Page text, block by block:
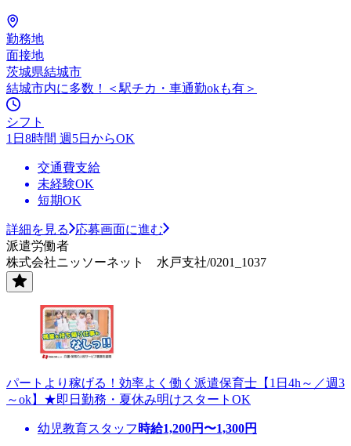
勤務地
面接地
茨城県結城市
結城市内に多数！＜駅チカ・車通勤okも有＞
シフト
1日8時間 週5日からOK
交通費支給
未経験OK
短期OK
詳細を見る
応募画面に進む
派遣労働者
株式会社ニッソーネット 水戸支社/0201_1037
パートより稼げる！効率よく働く派遣保育士【1日4h～／週3
～ok】★即日勤務・夏休み明けスタートOK
幼児教育スタッフ 時給1,200円〜1,300円